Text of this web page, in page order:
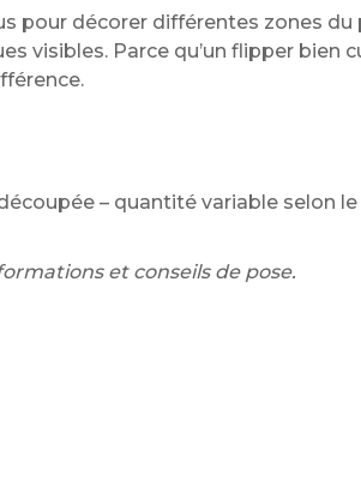
pour décorer différentes zones
visibles. Parce qu’un flipper bien
– quantité variable selon
et conseils de pose.